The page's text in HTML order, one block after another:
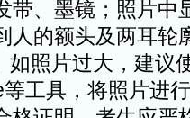
带、墨镜；照片中
人的额头及两耳轮
如照片过大，建议
工具，将照片进